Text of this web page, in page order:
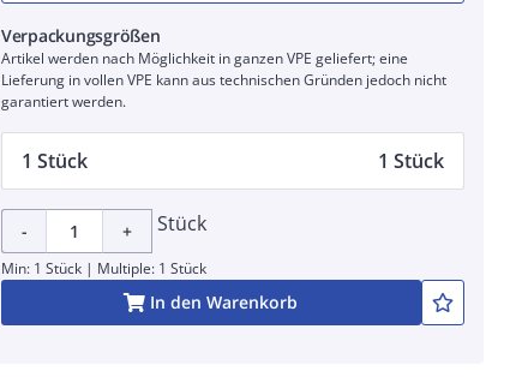
Verpackungsgrößen
Artikel werden nach Möglichkeit in ganzen VPE geliefert; eine
Lieferung in vollen VPE kann aus technischen Gründen jedoch nicht
garantiert werden.
1 Stück 1 Stück
- + Stück
Min: 1 Stück | Multiple: 1 Stück
In den Warenkorb